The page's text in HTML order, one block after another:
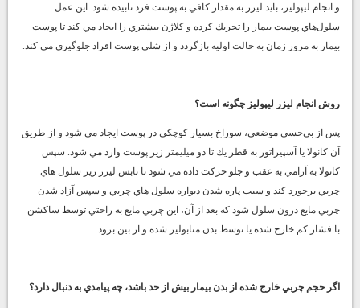
و انجام ليپوليز، بايد ليزر به مقدار كافي به پوست فرد تابيده شود. اين عمل
سلول‌هاي پوست بيمار را تحريك كرده و كلاژن بيشتري را ايجاد مي كند تا پوست
بيمار به مرور زمان به حالت اوليه بازگردد و از شلي پوست افراد جلوگيري مي كند.
روش انجام ليزر ليپوليز چگونه است؟
پس از بي‌حسي موضعي، سوراخ بسيار كوچكي در پوست ايجاد مي شود و از طريق
آن كانولا يا آسپيراتور به قطر يك تا دو ميليمتر زير پوست وارد مي شود. سپس
كانولا به آرامي به عقب و جلو حركت داده مي شود تا تابش ليزر زير سلول هاي
چربي برخورد كند و سبب پاره شدن ديواره سلول هاي چربي و سپس آزاد شدن
چربي مايع درون سلول شود كه بعد از آن، اين چربي مايع به راحتي توسط ساكشن
با فشار كم خارج شده يا توسط بدن متابوليز شده و از بين برود.
اگر حجم چربي خارج شده از بدن بيمار بيش از حد باشد، چه پيامدي به دنبال دارد؟